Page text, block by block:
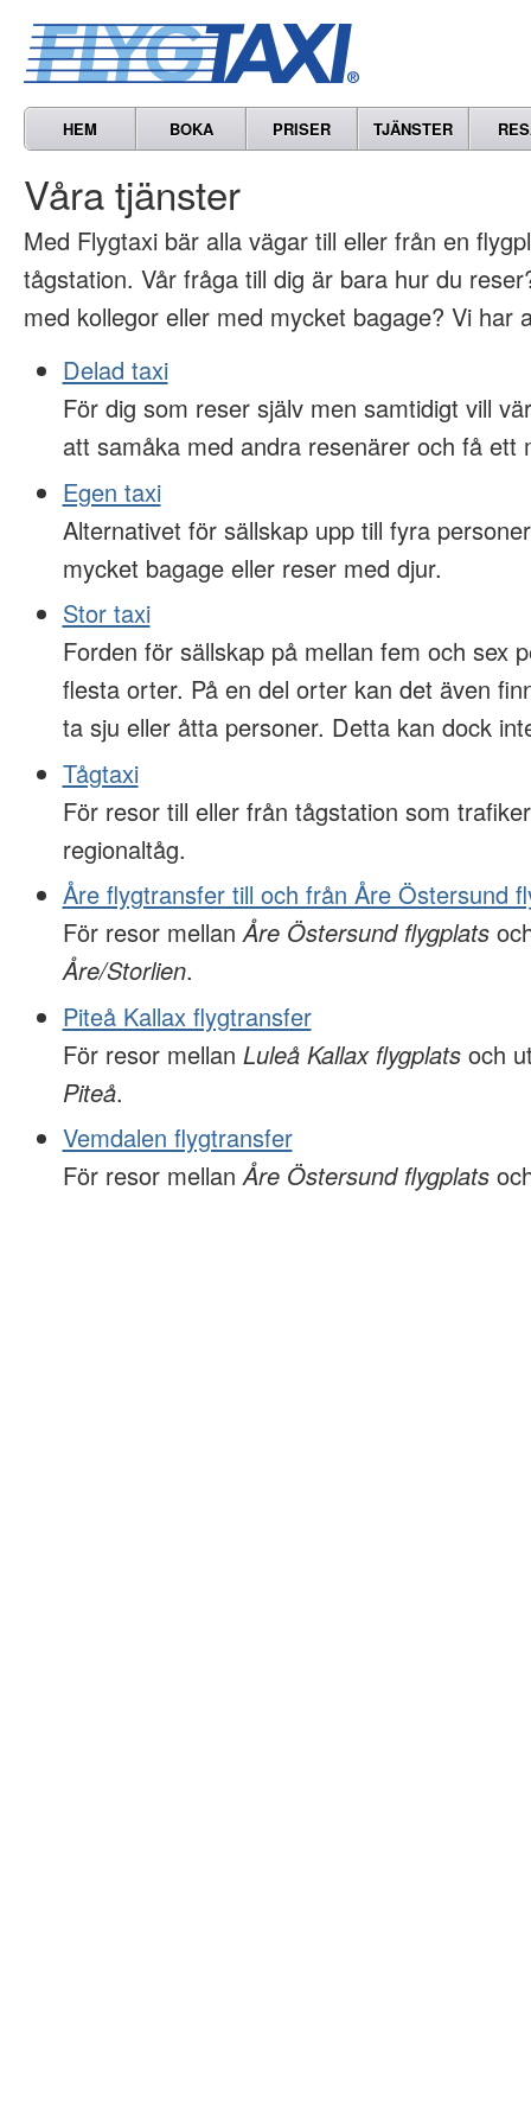
HEM BOKA PRISER TJÄNSTER
Våra tjänster
Med Flygtaxi bär alla vägar till eller från en
tågstation. Vår fråga till dig är bara hur du
med kollegor eller med mycket bagage? Vi har
Delad taxi
För dig som reser själv men samtidigt vill
att samåka med andra resenärer och få ett
Egen taxi
Alternativet för sällskap upp till fyra
mycket bagage eller reser med djur.
Stor taxi
Forden för sällskap på mellan fem och sex
flesta orter. På en del orter kan det även
ta sju eller åtta personer. Detta kan dock
Tågtaxi
För resor till eller från tågstation som
regionaltåg.
Åre flygtransfer till och från Åre Östersund
För resor mellanÅre Östersund flygplats
Åre/Storlien.
Piteå Kallax flygtransfer
För resor mellan Luleå Kallax flygplatsoch
Piteå.
Vemdalen flygtransfer
För resor mellanÅre Östersund flygplats